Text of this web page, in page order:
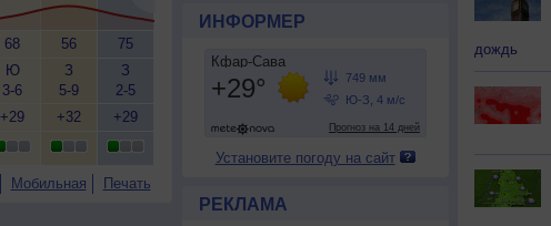
68
Ю
3-6
+29
56
З
5-9
+32
75
З
2-5
+29
Ю
3-6
З
5-9
С-З
1-3
+30
5-9
+33
Мобильная Печать
ИНФОРМЕР
Установите погоду на сайт
РЕКЛАМА
дождь